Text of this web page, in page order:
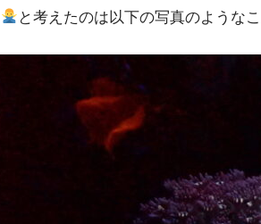
と考えたのは以下の写真のような